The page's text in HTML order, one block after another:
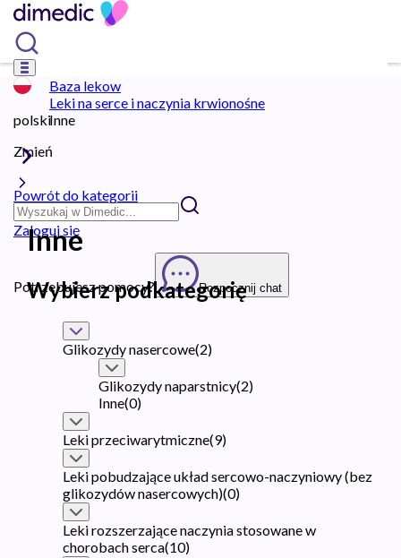
polski
Zmień
Zaloguj się
Potrzebujesz pomocy? Rozpocznij chat
Baza lekow
Leki na serce i naczynia krwionośne
Inne
Powrót do kategorii
Inne
Wybierz podkategorię
Glikozydy nasercowe(2)
Glikozydy naparstnicy(2)
Inne(0)
Leki przeciwarytmiczne(9)
Leki pobudzające układ sercowo-naczyniowy (bez
glikozydów nasercowych)(0)
Leki rozszerzające naczynia stosowane w
chorobach serca(10)